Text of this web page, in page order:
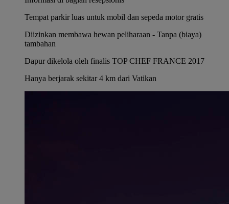
Tempat parkir luas untuk mobil dan sepeda motor gratis
Diizinkan membawa hewan peliharaan - Tanpa (biaya)
tambahan
Dapur dikelola oleh finalis TOP CHEF FRANCE 2017
Hanya berjarak sekitar 4 km dari Vatikan